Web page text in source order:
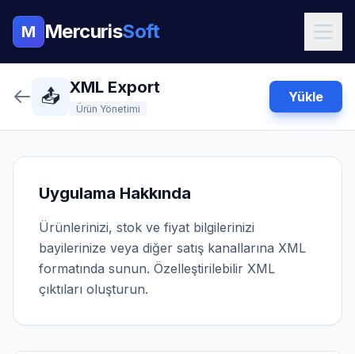
M MercurisSoft
📤 XML Export
Ürün Yönetimi
Yükle
Uygulama Hakkında
Ürünlerinizi, stok ve fiyat bilgilerinizi
bayilerinize veya diğer satış kanallarına XML
formatında sunun. Özelleştirilebilir XML
çıktıları oluşturun.